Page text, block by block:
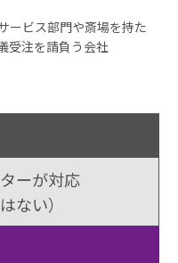
ービス部門や斎場を持た
受注を請負う会社
ーが対応
ない）